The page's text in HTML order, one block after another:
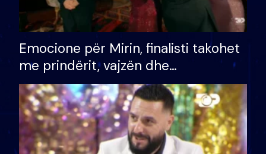
Emocione për Mirin, finalisti takohet
me prindërit, vajzën dhe
bashkëshorten: S’kemi ndonjë letër
divorci apo jo?